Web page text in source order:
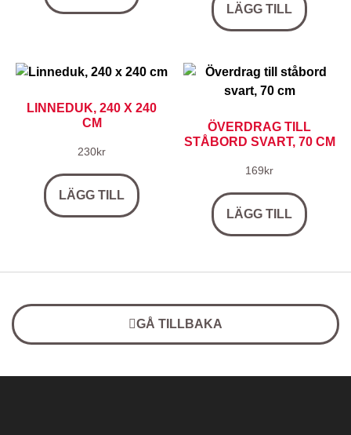
LÄGG TILL
LINNEDUK, 240 X 240
CM
230kr
LÄGG TILL
ÖVERDRAG TILL
STÅBORD SVART, 70 CM
169 kr
LÄGG TILL
GÅ TILLBAKA